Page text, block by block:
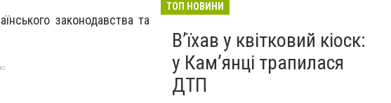
законодавства та
ТОП НОВИНИ
Вʼїхав у квітковий кіоск:
у Камʼянці трапилася
ДТП